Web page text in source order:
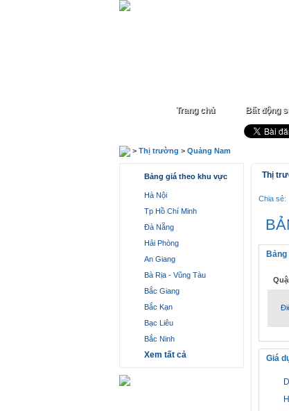
Trang chủ Bất động
> Thị trường > Quảng Nam
Bảng giá theo khu vực
Hà Nội
Tp Hồ Chí Minh
Đà Nẵng
Hải Phòng
An Giang
Bà Rịa - Vũng Tàu
Bắc Giang
Bắc Kạn
Bạc Liêu
Bắc Ninh
Xem tất cả
Thị
Chia sẻ:
Giá